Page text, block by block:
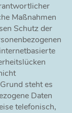
Maßnahmen
Schutz der
steht es
Daten
telefonisch,